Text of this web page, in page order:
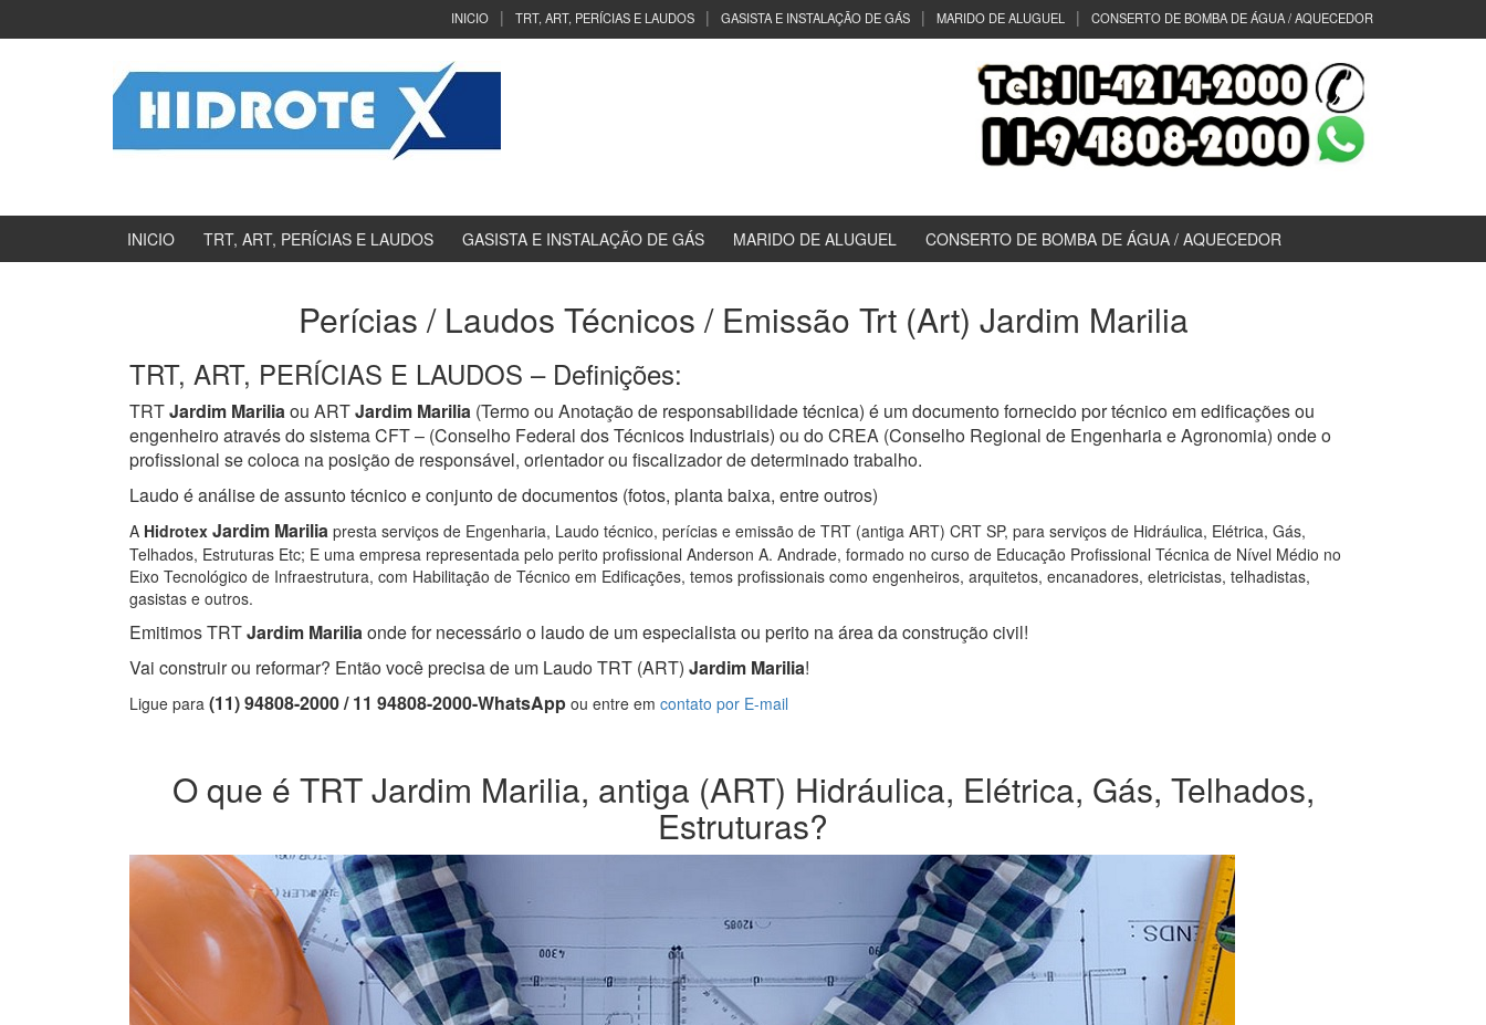
INICIO TRT, ART, PERÍCIAS E LAUDOS GASISTA E INSTALAÇÃO DE GÁS MARIDO DE ALUGUEL CONSERTO DE BOMBA DE ÁGUA / AQUECEDOR
INICIO TRT, ART, PERÍCIAS E LAUDOS GASISTA E INSTALAÇÃO DE GÁS MARIDO DE ALUGUEL CONSERTO DE BOMBA DE ÁGUA / AQUECEDOR
Perícias / Laudos Técnicos / Emissão Trt (Art) Jardim Marilia
TRT, ART, PERÍCIAS E LAUDOS – Definições:
TRTJardim Mariliaou ARTJardim Marilia (Termo ou Anotação de responsabilidade técnica) é um documento fornecido por técnico em edificações ou
engenheiro através do sistema CFT – (Conselho Federal dos Técnicos Industriais) ou do CREA (Conselho Regional de Engenharia e Agronomia) onde o
profissional se coloca na posição de responsável, orientador ou fiscalizador de determinado trabalho.
Laudo é análise de assunto técnico e conjunto de documentos (fotos, planta baixa, entre outros)
A Hidrotex Jardim Marilia presta serviços de Engenharia, Laudo técnico, perícias e emissão de TRT (antiga ART) CRT SP, para serviços de Hidráulica, Elétrica, Gás,
Telhados, Estruturas Etc; E uma empresa representada pelo perito profissional Anderson A. Andrade, formado no curso de Educação Profissional Técnica de Nível Médio no
Eixo Tecnológico de Infraestrutura, com Habilitação de Técnico em Edificações, temos profissionais como engenheiros, arquitetos, encanadores, eletricistas, telhadistas,
gasistas e outros.
Emitimos TRTJardim Mariliaonde for necessário o laudo de um especialista ou perito na área da construção civil!
Vai construir ou reformar? Então você precisa de um Laudo TRT (ART) Jardim Marilia!
Ligue para (11) 94808-2000 / 11 94808-2000-WhatsApp ou entre em contato por E-mail
O que é TRT Jardim Marilia, antiga (ART) Hidráulica, Elétrica, Gás, Telhados,
Estruturas?